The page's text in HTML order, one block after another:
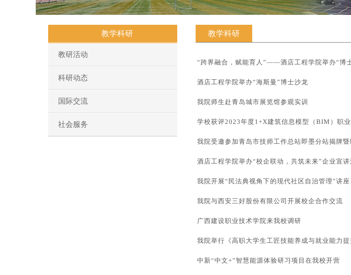
教学科研
教研活动
科研动态
国际交流
社会服务
教学科研
“跨界融合，赋能育人”——酒店工程学院举办“博
酒店工程学院举办“海斯曼”博士沙龙
我院师生赴青岛城市展览馆参观实训
学校获评2023年度1+X建筑信息模型（BIM）职
我院受邀参加青岛市技师工作总站即墨分站揭牌
酒店工程学院举办“校企联动，共筑未来”企业宣讲
我院开展“民法典视角下的现代社区自治管理”讲座
我院与西安三好股份有限公司开展校企合作交流
广西建设职业技术学院来我校调研
我院举行《高职大学生工匠技能养成与就业能力
中新“中文+”智慧能源体验研习项目在我校开营